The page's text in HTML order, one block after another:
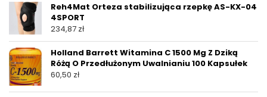
Reh4Mat Orteza stabilizująca rzepkę AS-KX-04
4SPORT
234,87 zł
Holland Barrett Witamina C 1500 Mg Z Dziką
Różą O Przedłużonym Uwalnianiu 100 Kapsułek
60,50 zł